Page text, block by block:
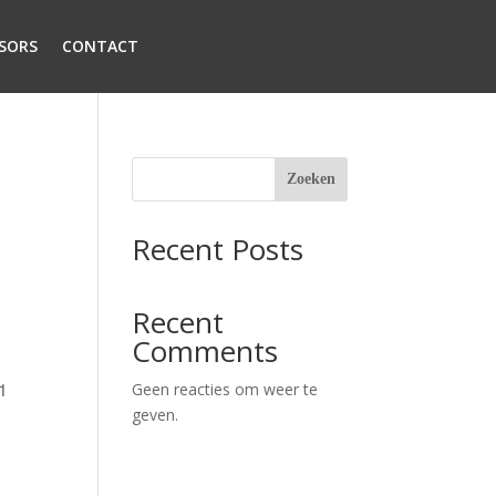
CONTACT
Zoeken
Recent Posts
Recent
Comments
Geen reacties om weer te
geven.